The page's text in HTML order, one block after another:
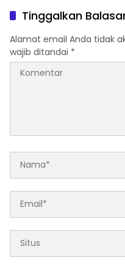
Rakyat Kabupaten Kaur
Tinggalkan
Alamat email Anda tidak
wajib ditandai *